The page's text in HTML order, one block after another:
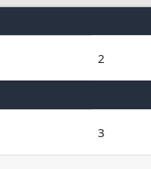
2
3